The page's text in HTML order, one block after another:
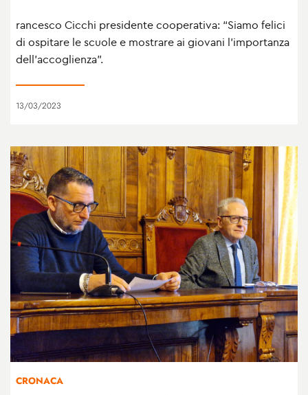
rancesco Cicchi presidente cooperativa: “Siamo felici
di ospitare le scuole e mostrare ai giovani l’importanza
dell’accoglienza”.
13/03/2023
CRONACA